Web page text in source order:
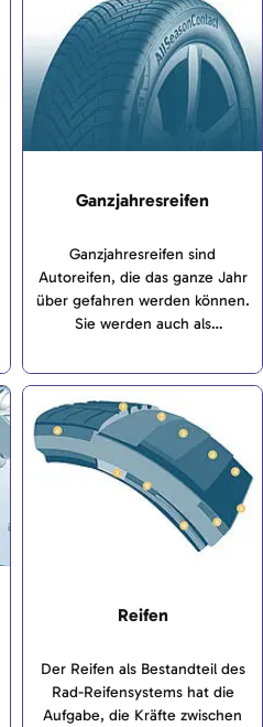
Ganzjahresreifen
Ganzjahresreifen sind
Autoreifen, die das ganze Jahr
über gefahren werden können.
Sie werden auch als
Reifen
Der Reifen als Bestandteil des
Rad-Reifensystems hat die
Aufgabe, die Kräfte zwischen